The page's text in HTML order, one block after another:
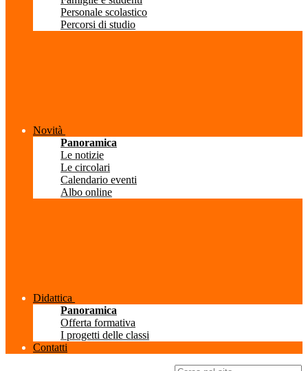
Personale scolastico
Percorsi di studio
Novità
Panoramica
Le notizie
Le circolari
Calendario eventi
Albo online
Didattica
Panoramica
Offerta formativa
I progetti delle classi
Contatti